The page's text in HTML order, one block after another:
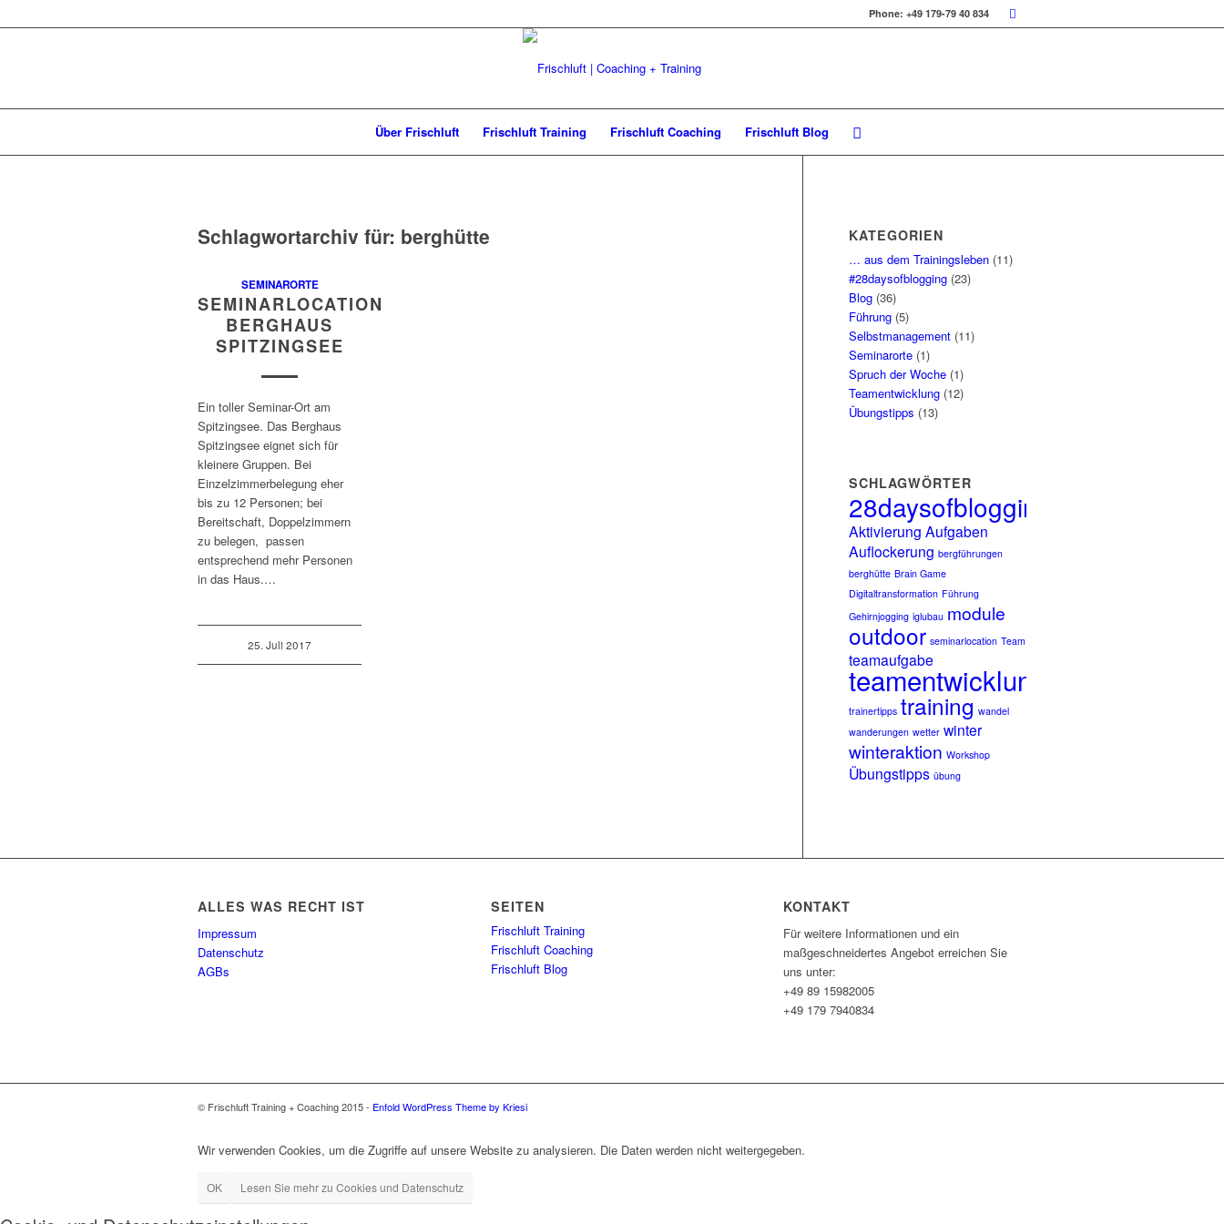
Phone: +49 179-79 40 834
Über Frischluft Frischluft Training Frischluft Coaching Frischluft Blog
Schlagwortarchiv für: berghütte
SEMINARORTE
SEMINARLOCATION
BERGHAUS
SPITZINGSEE
Ein toller Seminar-Ort am
Spitzingsee. Das Berghaus
Spitzingsee eignet sich für
kleinere Gruppen. Bei
Einzelzimmerbelegung eher
bis zu 12 Personen; bei
Bereitschaft, Doppelzimmern
zu belegen, passen
entsprechend mehr Personen
in das Haus.…
25. Juli 2017
KATEGORIEN
… aus dem Trainingsleben (11)
#28daysofblogging (23)
Blog (36)
Führung (5)
Selbstmanagement (11)
Seminarorte (1)
Spruch der Woche (1)
Teamentwicklung (12)
Übungstipps (13)
SCHLAGWÖRTER
28daysofblogging
Aktivierung Aufgaben
Auflockerung bergführungen
berghütte Brain Game
Digitaltransformation Führung
Gehirnjogging iglubau module
outdoor seminarlocation Team
teamaufgabe
teamentwicklung
trainertipps training wandel
wanderungen wetter winter
winteraktion Workshop
Übungstipps übung
ALLES WAS RECHT IST
Impressum
Datenschutz
AGBs
SEITEN
Frischluft Training
Frischluft Coaching
Frischluft Blog
KONTAKT
Für weitere Informationen und ein
maßgeschneidertes Angebot erreichen Sie
uns unter:
+49 89 15982005
+49 179 7940834
© Frischluft Training + Coaching 2015 - Enfold WordPress Theme by Kriesi
Wir verwenden Cookies, um die Zugriffe auf unsere Website zu analysieren. Die Daten werden nicht weitergegeben.
OK Lesen Sie mehr zu Cookies und Datenschutz